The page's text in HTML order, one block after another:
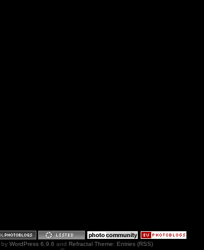
by WordPress 6.9.6 and Refractal Theme: Entries (RSS)